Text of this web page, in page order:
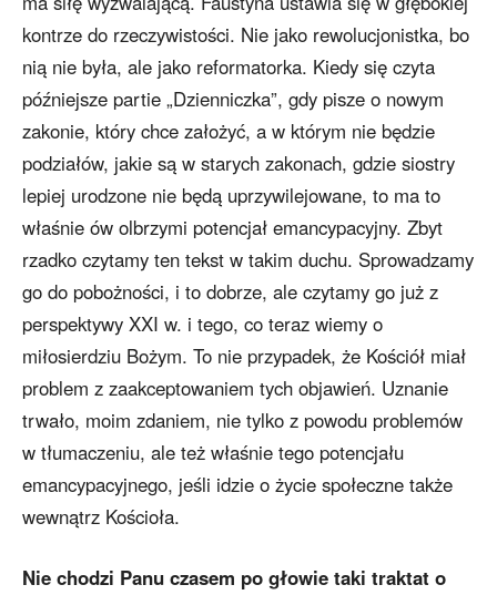
kontrze do rzeczywistości. Nie jako rewolucjonistka, bo
nią nie była, ale jako reformatorka. Kiedy się czyta
późniejsze partie „Dzienniczka”, gdy pisze o nowym
zakonie, który chce założyć, a w którym nie będzie
podziałów, jakie są w starych zakonach, gdzie siostry
lepiej urodzone nie będą uprzywilejowane, to ma to
właśnie ów olbrzymi potencjał emancypacyjny. Zbyt
rzadko czytamy ten tekst w takim duchu. Sprowadzamy
go do pobożności, i to dobrze, ale czytamy go już z
perspektywy XXI w. i tego, co teraz wiemy o
miłosierdziu Bożym. To nie przypadek, że Kościół miał
problem z zaakceptowaniem tych objawień. Uznanie
trwało, moim zdaniem, nie tylko z powodu problemów
w tłumaczeniu, ale też właśnie tego potencjału
emancypacyjnego, jeśli idzie o życie społeczne także
wewnątrz Kościoła.
Nie chodzi Panu czasem po głowie taki traktat o